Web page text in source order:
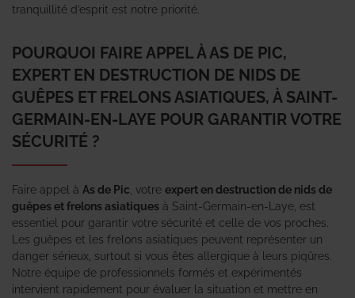
tranquillité d’esprit est notre priorité.
POURQUOI FAIRE APPEL À AS DE PIC,
EXPERT EN DESTRUCTION DE NIDS DE
GUÊPES ET FRELONS ASIATIQUES, À SAINT-
GERMAIN-EN-LAYE POUR GARANTIR VOTRE
SÉCURITÉ ?
Faire appel à As de Pic , votre expert en destruction de nids de
guêpes et frelons asiatiques à Saint-Germain-en-Laye, est
essentiel pour garantir votre sécurité et celle de vos proches.
Les guêpes et les frelons asiatiques peuvent représenter un
danger sérieux, surtout si vous êtes allergique à leurs piqûres.
Notre équipe de professionnels formés et expérimentés
intervient rapidement pour évaluer la situation et mettre en